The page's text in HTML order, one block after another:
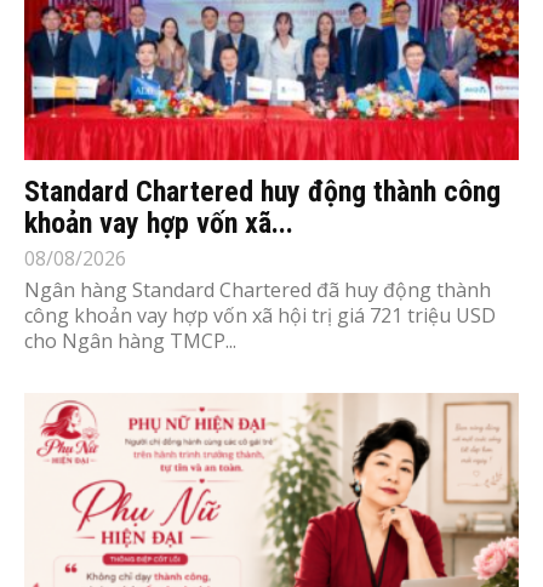
Standard Chartered huy động thành công
khoản vay hợp vốn xã...
08/08/2026
Ngân hàng Standard Chartered đã huy động thành
công khoản vay hợp vốn xã hội trị giá 721 triệu USD
cho Ngân hàng TMCP...